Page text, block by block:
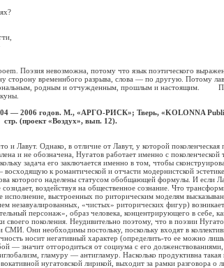
невозможна, потому что язык поэтического
сторону временнбого разрыва, слова — по другую. Потому
родным и отчужденным, прошлым и настоящим.
— 2006 годов. М., «АРГО-РИСК»; Тверь, «KOLONNA
стр. (проект «Воздух», вып. 12).
Лавут. Однако, в отличие от Лавут, у которой поколенческая
и не обозначена, Нугатов работает именно с
задача его заключается именно в том, чтобы
к романтической и отчасти модернистской
которого наделены статусом обобщающей формулы. И если
воздействуя на общественное сознание. Что
выстроенных по риторическим моделям
незавуалированных, «чистых» риторических фигур)
персонаж», образ человека, концентрирующего в себе,
своего поколения. Неудивительно поэтому, что в поэзии
СМИ. Они необходимы постольку, поскольку входят в
носит негативный характер (определить-то ее можно
— значит отгородиться от социума с его
гламуру — антигламур. Насколько продуктивна такая
нугатовской лирикой, выходит за рамки разговора о